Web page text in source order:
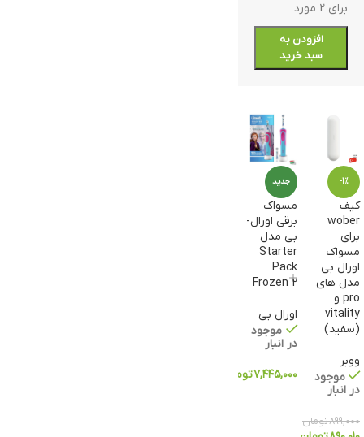
برای 2 مورد
افزودن به
سبد خرید
-1%
کیف
wober
برای
مسواک
اورال بی
مدل های
pro و
vitality
(سفید)
ووبر
موجود
در انبار
۸۹۹,۰۰۰تومان
جدید
مسواک
برقی اورال-
بی مدل
Starter
Pack
Frozen 2
اورال بی
موجود
در انبار
۷,۴۴۵,۰۰۰تومان